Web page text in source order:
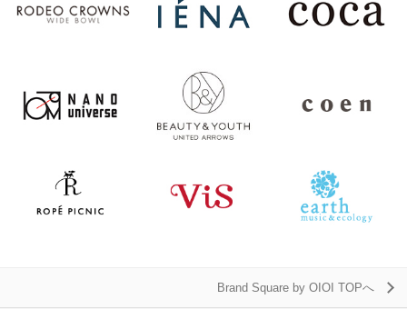
Brand Square by OIOI TOPへ